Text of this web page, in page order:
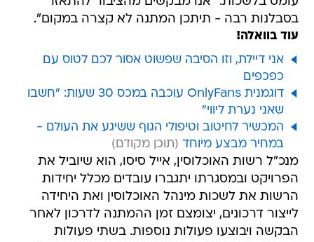
בסבלנות רבה - תיתכן המתנה לא קצרה במקום".
עוד בוואלה!
אני דיילת, וזו הסיבה שפשוט אסור לכם לטוס עם
כפכפים
דוגמנית OnlyFans עוכבה במכס 30 שעות: "חשבו
שאני נערת ליווי"
המכשיר לחיטוב וטיפולי הגוף ששיגע את העולם -
במחיר מבצע מיוחד
מנכ"ל רשות האוכלוסין, אייל סיסו, הוא שיוביל את
הפרויקט ובמסגרתו יתגברו עובדים מכלל יחידות
הרשות את לשכות מינהל האוכלוסין ואת היחידה
לייצור דרכונים, יצומצם זמן ההמתנה לדרכון לאחר
הבקשה ויבוצעו פעולות נוספות. בשתי פעולות